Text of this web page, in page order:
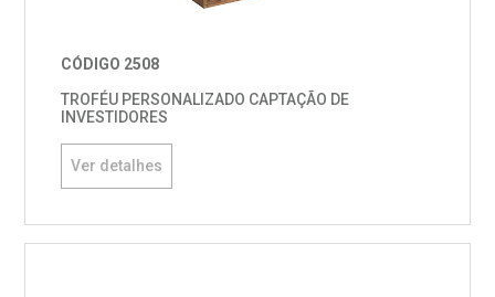
CÓDIGO 2508
TROFÉU PERSONALIZADO CAPTAÇÃO DE
INVESTIDORES
Ver detalhes